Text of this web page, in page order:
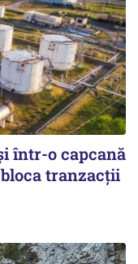
într-o capcană
tranzacții